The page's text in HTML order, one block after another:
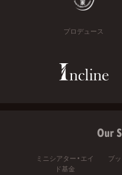
プロデュース
Our
ミニシアター・エイ
ド基金
ブ